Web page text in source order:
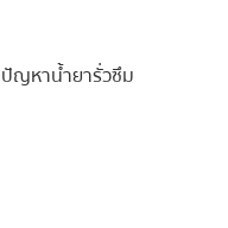
ปัญหาน้ำยารั่วซึม